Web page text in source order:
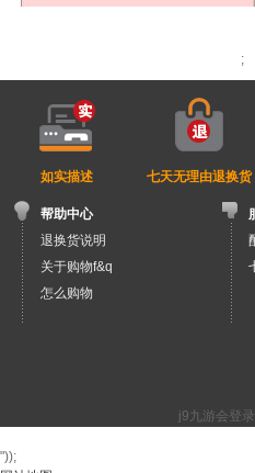
;
如实描述 七天无理由退换货
帮助中心
退换货说明
关于购物f&q
怎么购物
j9九游会登
"));